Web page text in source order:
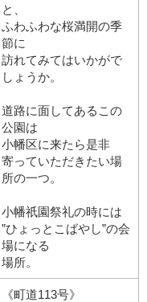
と、
ふわふわな桜満開の季
節に
訪れてみてはいかがで
しょうか。
道路に面してあるこの
公園は
小幡区に来たら是非
寄っていただきたい場
所の一つ。
小幡祇園祭礼の時には
”ひょっとこばやし”の会
場になる
場所。
《町道113号》